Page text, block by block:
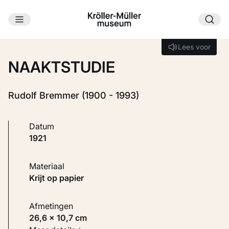
Ga naar hoofdinhoud
Lees voor
Lees voor
NAAKTSTUDIE
Rudolf Bremmer (1900 - 1993)
Datum
1921
Materiaal
Krijt op papier
Afmetingen
26,6 × 10,7 cm